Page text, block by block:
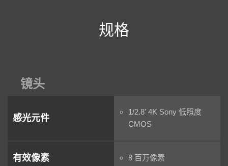
规格
镜头
感光元件
1/2.8' 4K Sony 低照度
CMOS
有效像素 8 百万像素